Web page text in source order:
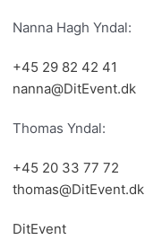
Nanna Hagh Yndal:
+45 29 82 42 41
nanna@DitEvent.dk
Thomas Yndal:
+45 20 33 77 72
thomas@DitEvent.dk
DitEvent